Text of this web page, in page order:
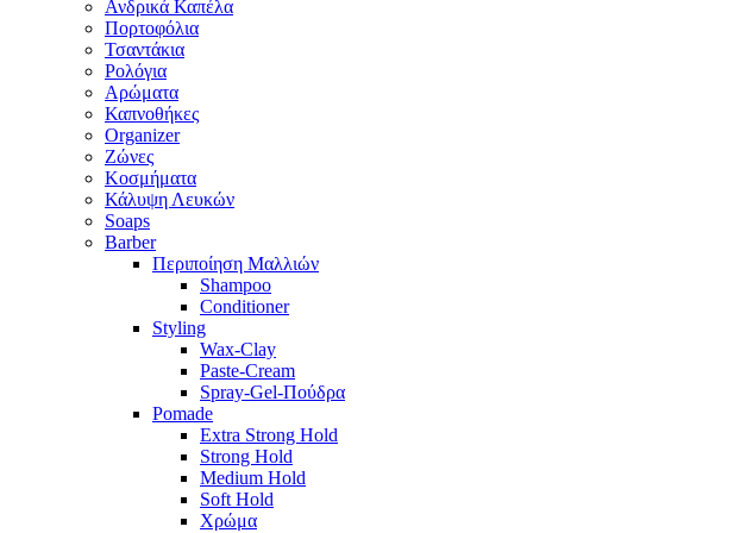
Ανδρικά Καπέλα
Πορτοφόλια
Τσαντάκια
Ρολόγια
Αρώματα
Καπνοθήκες
Organizer
Ζώνες
Κοσμήματα
Κάλυψη Λευκών
Soaps
Barber
Περιποίηση Μαλλιών
Shampoo
Conditioner
Styling
Wax-Clay
Paste-Cream
Spray-Gel-Πούδρα
Pomade
Extra Strong Hold
Strong Hold
Medium Hold
Soft Hold
Χρώμα